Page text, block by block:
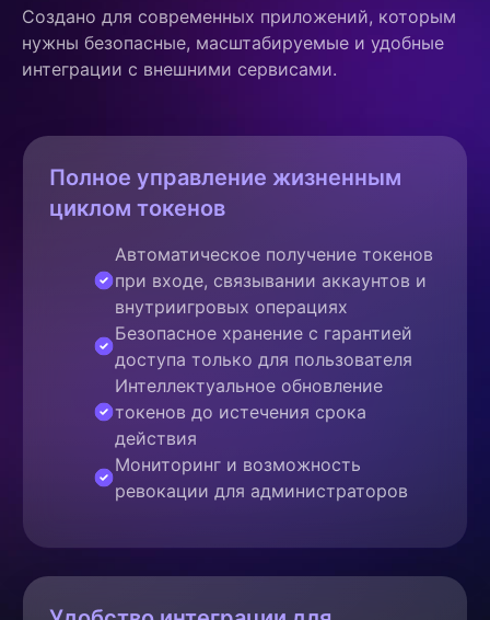
Создано для современных приложений, которым
нужны безопасные, масштабируемые и удобные
интеграции с внешними сервисами.
Полное управление жизненным
циклом токенов
Автоматическое получение токенов
при входе, связывании аккаунтов и
внутриигровых операциях
Безопасное хранение с гарантией
доступа только для пользователя
Интеллектуальное обновление
токенов до истечения срока
действия
Мониторинг и возможность
ревокации для администраторов